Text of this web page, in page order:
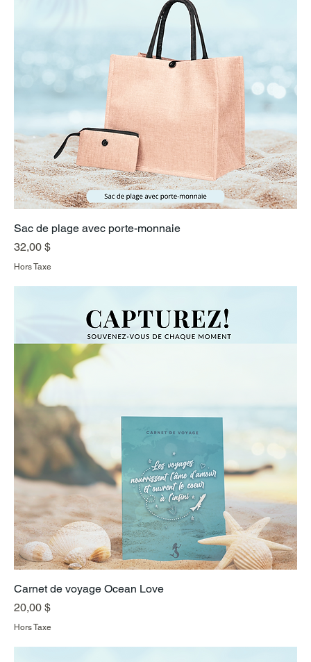
Sac de plage avec porte-monnaie
Prix
32,00 $
Hors Taxe
Carnet de voyage Ocean Love
Prix
20,00 $
Hors Taxe